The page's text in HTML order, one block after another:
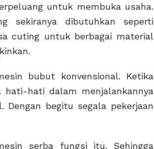
untuk membuka usaha.
sekiranya dibutuhkan seperti
cuting untuk berbagai material
bubut konvensional. Ketika
hati dalam menjalankannya
begitu segala pekerjaan
serba fungsi itu. Sehingga